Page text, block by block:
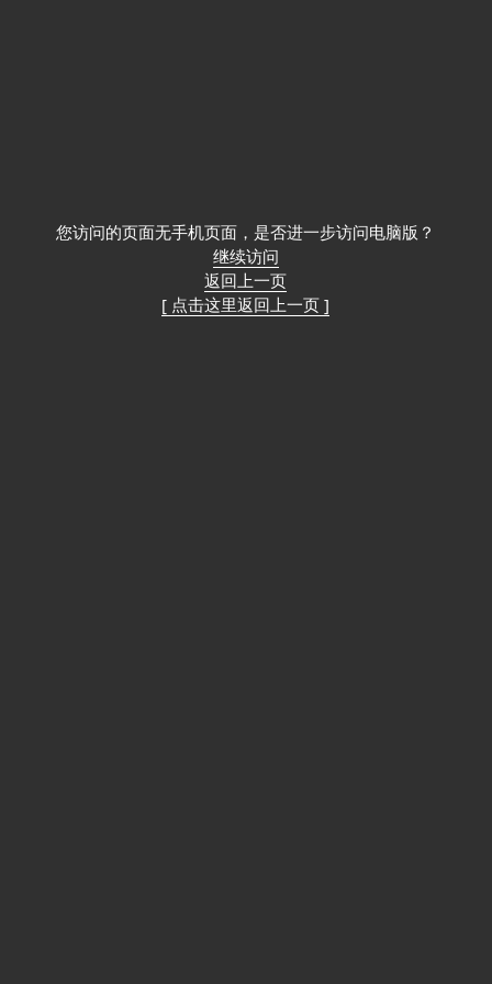
您访问的页面无手机页面，是否进一步访问电脑版？
继续访问
返回上一页
[ 点击这里返回上一页 ]